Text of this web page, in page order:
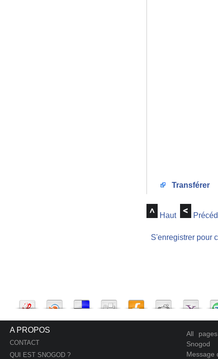
Transférer
Haut
S'enregistrer pour
A PROPOS
CONTACT
QUI EST SNOGOD ?
All
Snogod
Message